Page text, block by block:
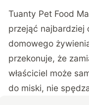
Tuanty Pet Food
przejąć najbardziej
domowego
przekonuje, że
właściciel może
do miski, nie